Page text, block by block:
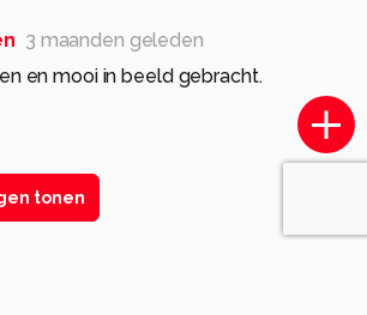
3 maanden geleden
en mooi in beeld gebracht.
tonen